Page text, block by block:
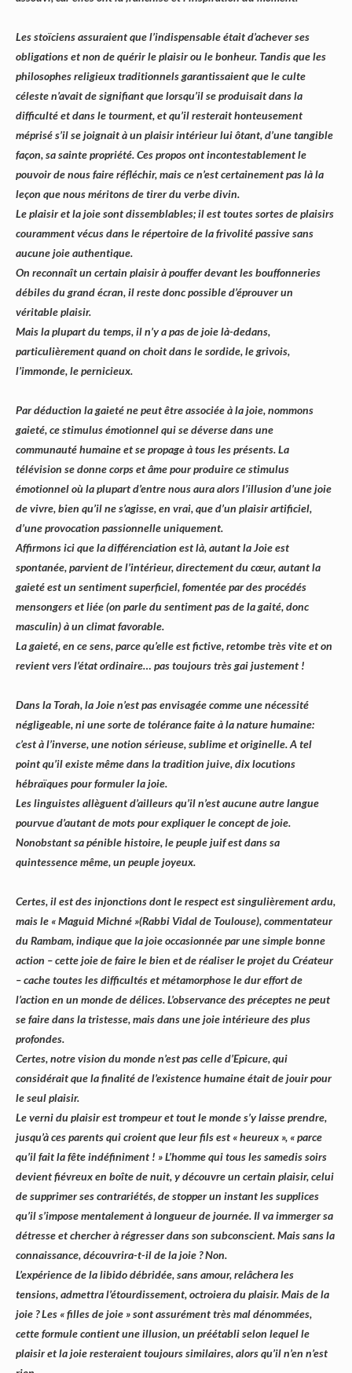
Les stoïciens assuraient que l’indispensable était d’achever ses
obligations et non de quérir le plaisir ou le bonheur. Tandis que les
philosophes religieux traditionnels garantissaient que le culte
céleste n’avait de signifiant que lorsqu’il se produisait dans la
difficulté et dans le tourment, et qu’il resterait honteusement
méprisé s’il se joignait à un plaisir intérieur lui ôtant, d’une tangible
façon, sa sainte propriété. Ces propos ont incontestablement le
pouvoir de nous faire réfléchir, mais ce n’est certainement pas là la
leçon que nous méritons de tirer du verbe divin.
Le plaisir et la joie sont dissemblables; il est toutes sortes de plaisirs
couramment vécus dans le répertoire de la frivolité passive sans
aucune joie authentique.
On reconnaît un certain plaisir à pouffer devant les bouffonneries
débiles du grand écran, il reste donc possible d’éprouver un
véritable plaisir.
Mais la plupart du temps, il n’y a pas de joie là-dedans,
particulièrement quand on choit dans le sordide, le grivois,
l’immonde, le pernicieux.
Par déduction la gaieté ne peut être associée à la joie, nommons
gaieté, ce stimulus émotionnel qui se déverse dans une
communauté humaine et se propage à tous les présents. La
télévision se donne corps et âme pour produire ce stimulus
émotionnel où la plupart d’entre nous aura alors l’illusion d’une joie
de vivre, bien qu’il ne s’agisse, en vrai, que d’un plaisir artificiel,
d’une provocation passionnelle uniquement.
Affirmons ici que la différenciation est là, autant la Joie est
spontanée, parvient de l’intérieur, directement du cœur, autant la
gaieté est un sentiment superficiel, fomentée par des procédés
mensongers et liée (on parle du sentiment pas de la gaité, donc
masculin) à un climat favorable.
La gaieté, en ce sens, parce qu’elle est fictive, retombe très vite et on
revient vers l’état ordinaire… pas toujours très gai justement !
Dans la Torah, la Joie n’est pas envisagée comme une nécessité
négligeable, ni une sorte de tolérance faite à la nature humaine:
c’est à l’inverse, une notion sérieuse, sublime et originelle. A tel
point qu’il existe même dans la tradition juive, dix locutions
hébraïques pour formuler la joie.
Les linguistes allèguent d’ailleurs qu’il n’est aucune autre langue
pourvue d’autant de mots pour expliquer le concept de joie.
Nonobstant sa pénible histoire, le peuple juif est dans sa
quintessence même, un peuple joyeux.
Certes, il est des injonctions dont le respect est singulièrement ardu,
mais le « Maguid Michné »(Rabbi Vidal de Toulouse), commentateur
du Rambam, indique que la joie occasionnée par une simple bonne
action – cette joie de faire le bien et de réaliser le projet du Créateur
– cache toutes les difficultés et métamorphose le dur effort de
l’action en un monde de délices. L’observance des préceptes ne peut
se faire dans la tristesse, mais dans une joie intérieure des plus
profondes.
Certes, notre vision du monde n’est pas celle d’Epicure, qui
considérait que la finalité de l’existence humaine était de jouir pour
le seul plaisir.
Le verni du plaisir est trompeur et tout le monde s’y laisse prendre,
jusqu’à ces parents qui croient que leur fils est « heureux », « parce
qu’il fait la fête indéfiniment ! » L’homme qui tous les samedis soirs
devient fiévreux en boîte de nuit, y découvre un certain plaisir, celui
de supprimer ses contrariétés, de stopper un instant les supplices
qu’il s’impose mentalement à longueur de journée. Il va immerger sa
détresse et chercher à régresser dans son subconscient. Mais sans la
connaissance, découvrira-t-il de la joie ? Non.
L’expérience de la libido débridée, sans amour, relâchera les
tensions, admettra l’étourdissement, octroiera du plaisir. Mais de la
joie ? Les « filles de joie » sont assurément très mal dénommées,
cette formule contient une illusion, un préétabli selon lequel le
plaisir et la joie resteraient toujours similaires, alors qu’il n’en n’est